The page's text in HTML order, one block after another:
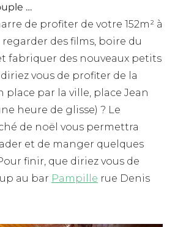
…
de profiter de votre 152m² à
des films, boire du
fabriquer des nouveaux petits
vous de profiter de la
place par la ville, place Jean
heure de glisse) ? Le
de noël vous permettra
et de manger quelques
finir, que diriez vous de
au bar Pampille rue Denis